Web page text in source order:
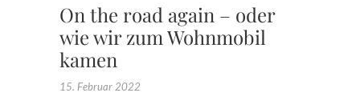
On the road again – oder
wie wir zum Wohnmobil
kamen
15. Februar 2022